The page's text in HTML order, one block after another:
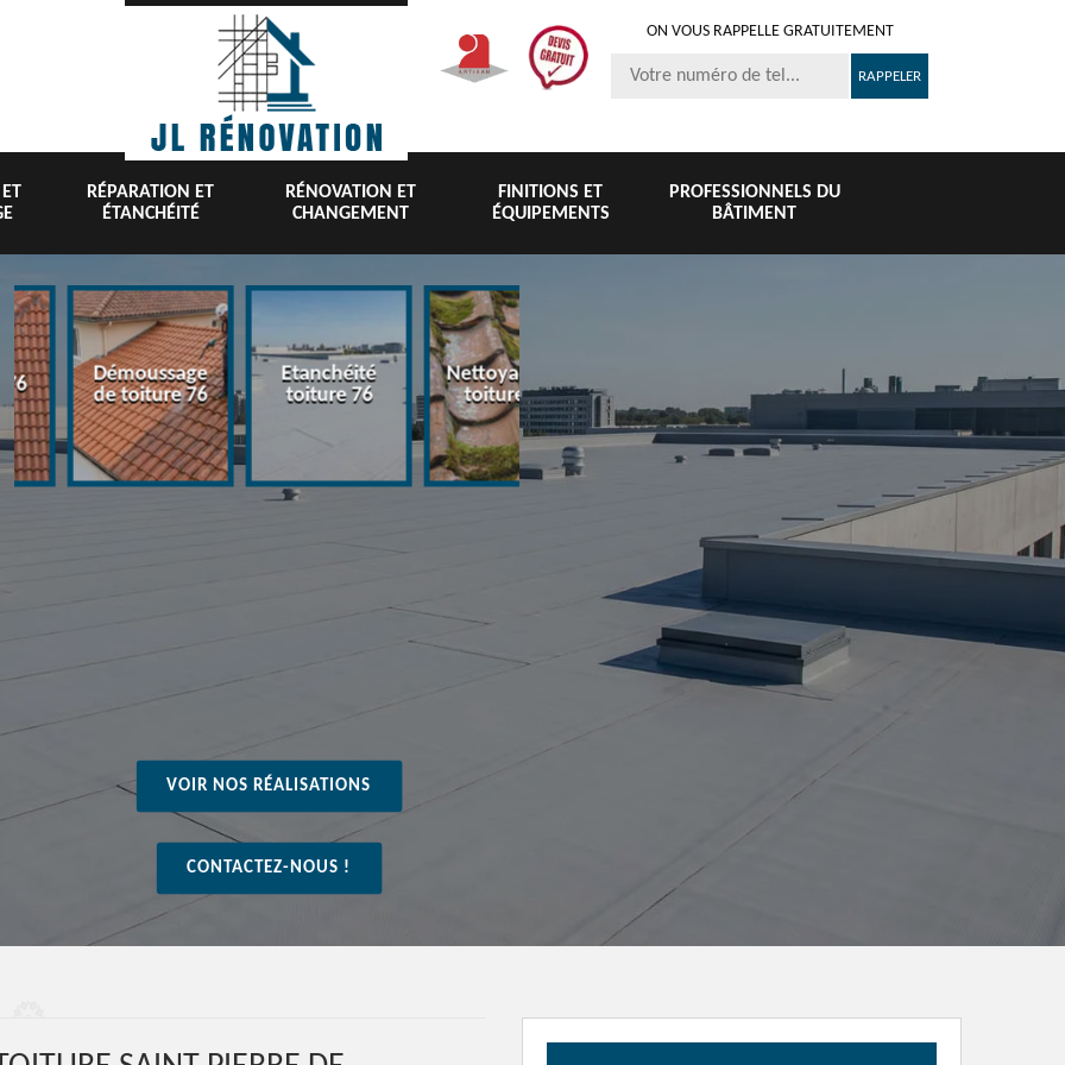
ON VOUS RAPPELLE GRATUITEMENT
RÉPARATION ET
ÉTANCHÉITÉ
RÉNOVATION ET
CHANGEMENT
FINITIONS ET
ÉQUIPEMENTS
PROFESSIONNELS DU
BÂTIMENT
76
Démoussage
de toiture 76
Etanchéité
toiture 76
Nettoyage de
toiture 76
gouttière 76
Peinture sur
tuile et toiture
76
Pose de
76
VOIR NOS RÉALISATIONS
CONTACTEZ-NOUS !